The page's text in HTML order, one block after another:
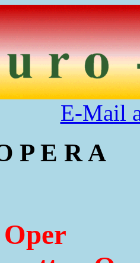
E-Mail
P E R A